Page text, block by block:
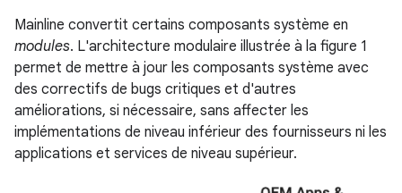
Mainline convertit certains composants système en
modules. L'architecture modulaire illustrée à la figure 1
permet de mettre à jour les composants système avec
des correctifs de bugs critiques et d'autres
améliorations, si nécessaire, sans affecter les
implémentations de niveau inférieur des fournisseurs ni les
applications et services de niveau supérieur.